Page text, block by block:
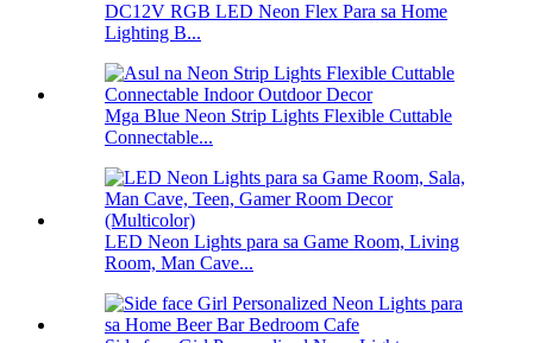
DC12V RGB LED Neon Flex Para sa Home
Lighting B...
Mga Blue Neon Strip Lights Flexible Cuttable
Connectable...
LED Neon Lights para sa Game Room, Living
Room, Man Cave...